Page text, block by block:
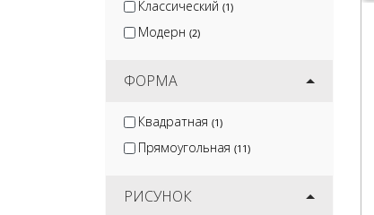
Классический (1)
Модерн (2)
ФОРМА
Квадратная (1)
Прямоугольная (11)
РИСУНОК